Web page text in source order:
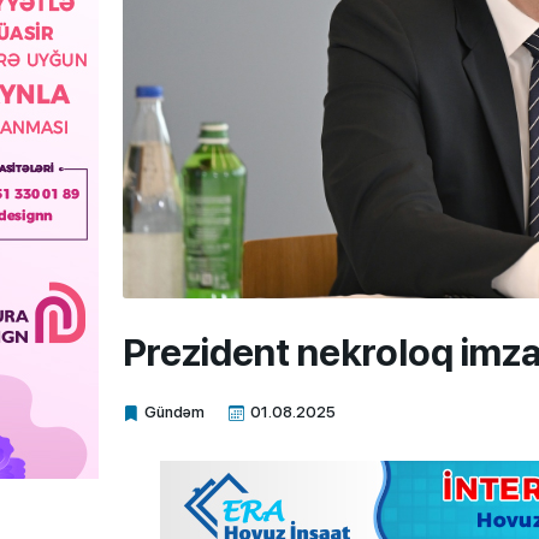
Prezident nekroloq
Gündəm 01.08.2025
Xalq.Online